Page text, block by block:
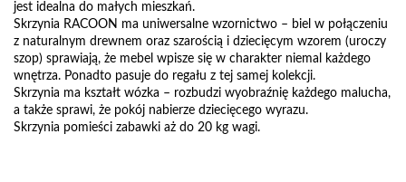
jest idealna do małych mieszkań.
Skrzynia RACOON ma uniwersalne wzornictwo – biel w połączeniu
z naturalnym drewnem oraz szarością i dziecięcym wzorem (uroczy
szop) sprawiają, że mebel wpisze się w charakter niemal każdego
wnętrza. Ponadto pasuje do regału z tej samej kolekcji.
Skrzynia ma kształt wózka – rozbudzi wyobraźnię każdego malucha,
a także sprawi, że pokój nabierze dziecięcego wyrazu.
Skrzynia pomieści zabawki aż do 20 kg wagi.